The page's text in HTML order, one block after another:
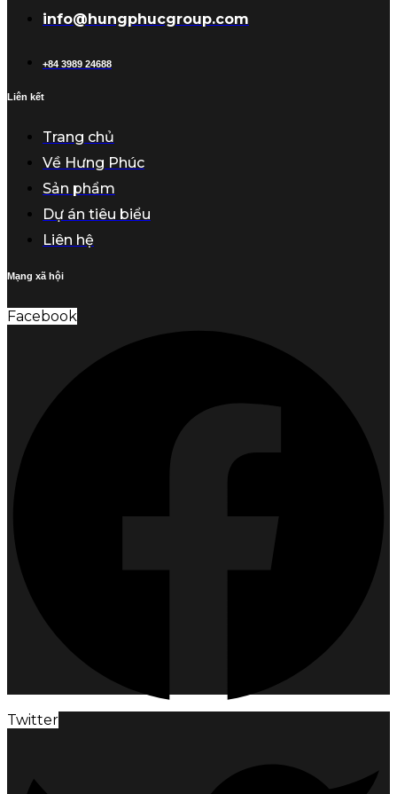
info@hungphucgroup.com
+84 3989 24688
Liên kết
Trang chủ
Về Hưng Phúc
Sản phẩm
Dự án tiêu biểu
Liên hệ
Mạng xã hội
Facebook
Twitter